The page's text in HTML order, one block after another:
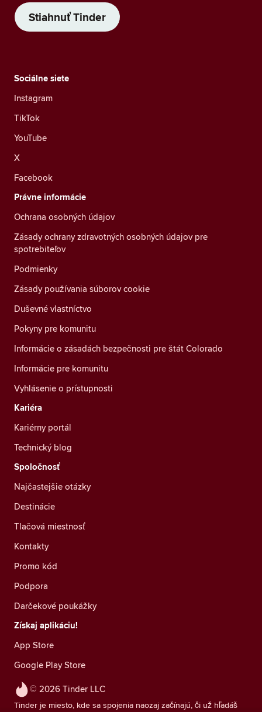
Stiahnuť Tinder
© 2026 Tinder LLC
Tinder je miesto, kde sa spojenia naozaj začínajú, či už hľadáš
Sociálne siete
Instagram
TikTok
YouTube
X
Facebook
Právne informácie
Ochrana osobných údajov
Zásady ochrany zdravotných osobných údajov pre
spotrebiteľov
Podmienky
Zásady používania súborov cookie
Duševné vlastníctvo
Pokyny pre komunitu
Informácie o zásadách bezpečnosti pre štát Colorado
Informácie pre komunitu
Vyhlásenie o prístupnosti
Kariéra
Kariérny portál
Technický blog
Spoločnosť
Najčastejšie otázky
Destinácie
Tlačová miestnosť
Kontakty
Promo kód
Podpora
Darčekové poukážky
Získaj aplikáciu!
App Store
Google Play Store